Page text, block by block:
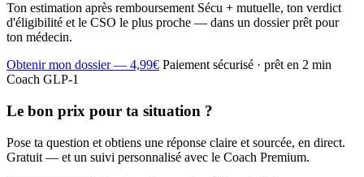
Ton estimation après remboursement Sécu + mutuelle, ton verdict
d'éligibilité et le CSO le plus proche — dans un dossier prêt pour
ton médecin.
Obtenir mon dossier — 4,99€ Paiement sécurisé · prêt en 2 min
Coach GLP-1
Le bon prix pour ta situation ?
Pose ta question et obtiens une réponse claire et sourcée, en direct.
Gratuit — et un suivi personnalisé avec le Coach Premium.